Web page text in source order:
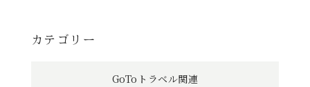
へ
カテゴリー
GoToトラベル関連